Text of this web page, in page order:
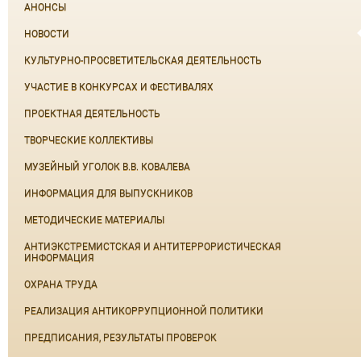
АНОНСЫ
НОВОСТИ
КУЛЬТУРНО-ПРОСВЕТИТЕЛЬСКАЯ ДЕЯТЕЛЬНОСТЬ
УЧАСТИЕ В КОНКУРСАХ И ФЕСТИВАЛЯХ
ПРОЕКТНАЯ ДЕЯТЕЛЬНОСТЬ
ТВОРЧЕСКИЕ КОЛЛЕКТИВЫ
МУЗЕЙНЫЙ УГОЛОК В.В. КОВАЛЕВА
ИНФОРМАЦИЯ ДЛЯ ВЫПУСКНИКОВ
МЕТОДИЧЕСКИЕ МАТЕРИАЛЫ
АНТИЭКСТРЕМИСТСКАЯ И АНТИТЕРРОРИСТИЧЕСКАЯ
ИНФОРМАЦИЯ
ОХРАНА ТРУДА
РЕАЛИЗАЦИЯ АНТИКОРРУПЦИОННОЙ ПОЛИТИКИ
ПРЕДПИСАНИЯ, РЕЗУЛЬТАТЫ ПРОВЕРОК